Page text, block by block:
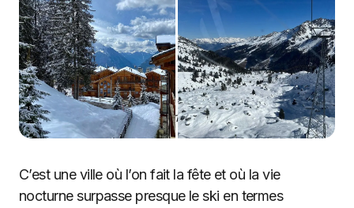
Verbier
C’est une ville où l’on fait la fête et où la vie
nocturne surpasse presque le ski en termes